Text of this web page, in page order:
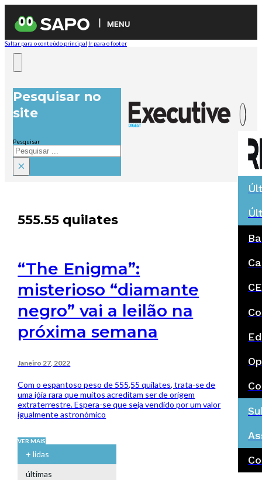
MENU
Saltar para o conteúdo principal Ir para o footer
Pesquisar no
site
Pesquisar
×
555.55 quilates
“The Enigma”:
misterioso “diamante
negro” vai a leilão na
próxima semana
Janeiro 27, 2022
Com o espantoso peso de 555,55 quilates, trata-se de
uma jóia rara que muitos acreditam ser de origem
extraterrestre. Espera-se que seja vendido por um valor
igualmente astronómico
VER MAIS
+ lidas
últimas